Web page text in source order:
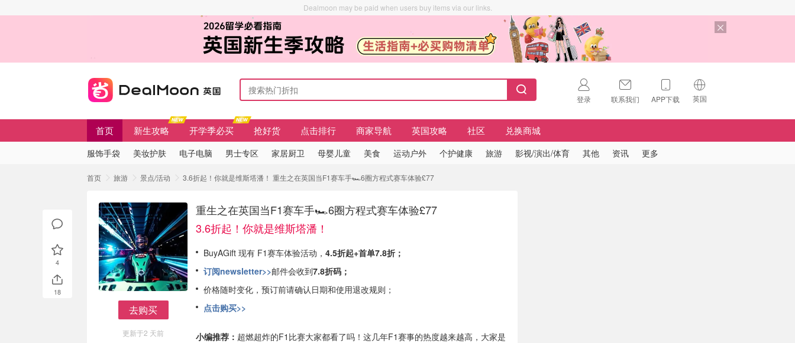
Dealmoon may be paid when users buy items via our links.
登录 联系我们 APP下载 英国
🇺🇸
🇨🇳
中国
首页 新生攻略 开学季必买 抢好货 点击排行 商家导航 英国攻略 社区 兑换商城
服饰手袋 美妆护肤 电子电脑 男士专区 家居厨卫 母婴儿童 美食 运动户外 个护健康 旅游 影视/演出/体育 其他 资讯 更多
首页 旅游 景点/活动 3.6折起！你就是维斯塔潘！ 重生之在英国当F1赛车手🏎️6圈方程式赛车体验£77
去购买
更新于2 天前
重生之在英国当F1赛车手🏎️6圈方程式赛车体验£77
3.6折起！你就是维斯塔潘！
BuyAGift 现有 F1赛车体验活动， 4.5折起+首单7.8折；
订阅newsletter>>邮件会收到7.8折码；
价格随时变化，预订前请确认日期和使用退改规则；
点击购买>>
小编推荐： 超燃超炸的F1比赛大家都看了吗！这几年F1赛事的热度越来越高，大家是
4
18